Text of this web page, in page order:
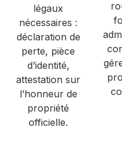
légaux
nécessaires :
déclaration de
perte, pièce
d’identité,
attestation sur
l’honneur de
propriété
officielle.